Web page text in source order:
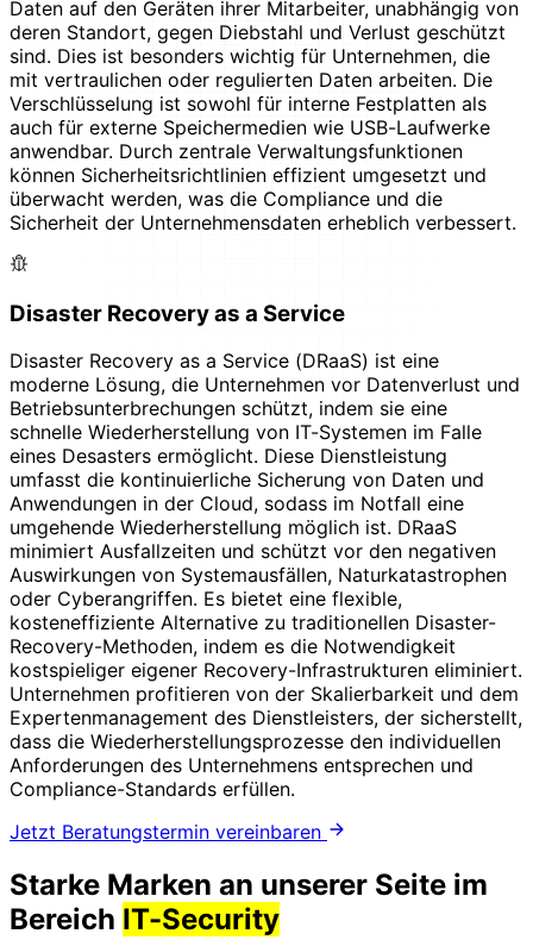
Daten auf den Geräten ihrer Mitarbeiter, unabhängig von
deren Standort, gegen Diebstahl und Verlust geschützt
sind. Dies ist besonders wichtig für Unternehmen, die
mit vertraulichen oder regulierten Daten arbeiten. Die
Verschlüsselung ist sowohl für interne Festplatten als
auch für externe Speichermedien wie USB-Laufwerke
anwendbar. Durch zentrale Verwaltungsfunktionen
können Sicherheitsrichtlinien effizient umgesetzt und
überwacht werden, was die Compliance und die
Sicherheit der Unternehmensdaten erheblich verbessert.
Disaster Recovery as a Service
Disaster Recovery as a Service (DRaaS) ist eine
moderne Lösung, die Unternehmen vor Datenverlust und
Betriebsunterbrechungen schützt, indem sie eine
schnelle Wiederherstellung von IT-Systemen im Falle
eines Desasters ermöglicht. Diese Dienstleistung
umfasst die kontinuierliche Sicherung von Daten und
Anwendungen in der Cloud, sodass im Notfall eine
umgehende Wiederherstellung möglich ist. DRaaS
minimiert Ausfallzeiten und schützt vor den negativen
Auswirkungen von Systemausfällen, Naturkatastrophen
oder Cyberangriffen. Es bietet eine flexible,
kosteneffiziente Alternative zu traditionellen Disaster-
Recovery-Methoden, indem es die Notwendigkeit
kostspieliger eigener Recovery-Infrastrukturen eliminiert.
Unternehmen profitieren von der Skalierbarkeit und dem
Expertenmanagement des Dienstleisters, der sicherstellt,
dass die Wiederherstellungsprozesse den individuellen
Anforderungen des Unternehmens entsprechen und
Compliance-Standards erfüllen.
Jetzt Beratungstermin vereinbaren
Starke Marken an unserer Seite im
Bereich IT-Security